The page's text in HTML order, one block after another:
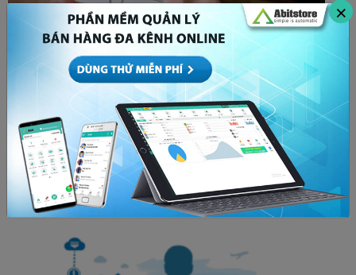
×
Bóp tương tác là gì? Cách để x5 tương tác bất
chấp thuật toán Facebook
MARKETING